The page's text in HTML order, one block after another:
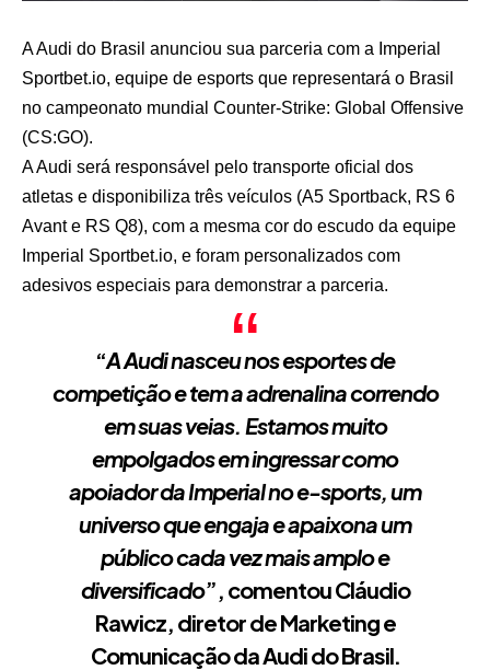
A Audi do Brasil anunciou sua parceria com a Imperial
Sportbet.io, equipe de esports que representará o Brasil
no campeonato mundial Counter-Strike: Global Offensive
(CS:GO).
A Audi será responsável pelo transporte oficial dos
atletas e disponibiliza três veículos (A5 Sportback, RS 6
Avant e RS Q8), com a mesma cor do escudo da equipe
Imperial Sportbet.io, e foram personalizados com
adesivos especiais para demonstrar a parceria.
“A Audi nasceu nos esportes de
competição e tem a adrenalina correndo
em suas veias. Estamos muito
empolgados em ingressar como
apoiador da Imperial no e-sports, um
universo que engaja e apaixona um
público cada vez mais amplo e
diversificado”, comentou Cláudio
Rawicz, diretor de Marketing e
Comunicação da Audi do Brasil.